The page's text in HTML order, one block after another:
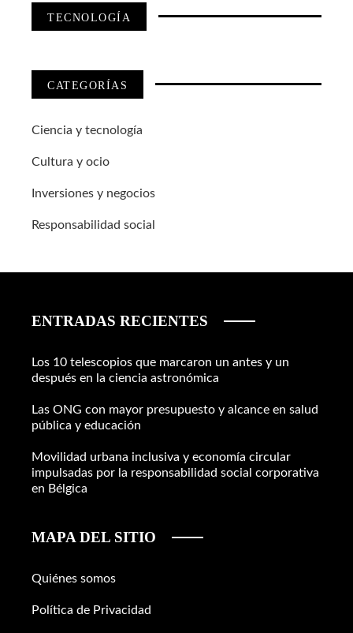
TECNOLOGÍA
CATEGORÍAS
Ciencia y tecnología
Cultura y ocio
Inversiones y negocios
Responsabilidad social
ENTRADAS RECIENTES
Los 10 telescopios que marcaron un antes y un
después en la ciencia astronómica
Las ONG con mayor presupuesto y alcance en salud
pública y educación
Movilidad urbana inclusiva y economía circular
impulsadas por la responsabilidad social corporativa
en Bélgica
MAPA DEL SITIO
Quiénes somos
Política de Privacidad